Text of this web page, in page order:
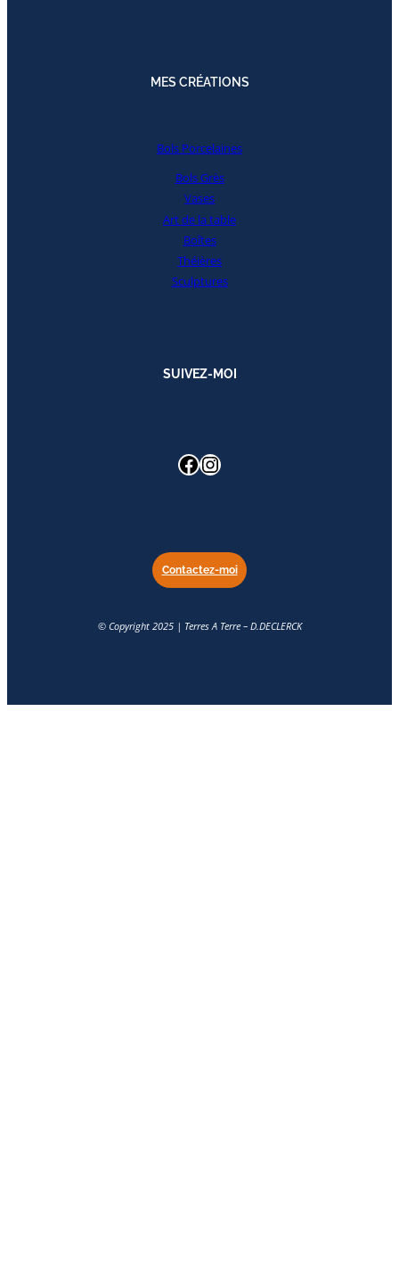
MES CRÉATIONS
Bols Porcelaines
Bols Grès
Vases
Art de la table
Boîtes
Théières
Sculptures
SUIVEZ-MOI
Facebook Instagram
Contactez-moi
© Copyright 2025 | Terres A Terre – D.DECLERCK